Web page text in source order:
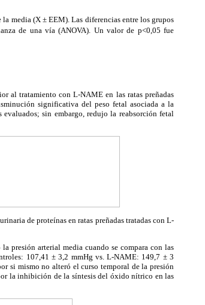
la media (X ± EEM). Las diferencias entre los grupos
de una vía (ANOVA). Un valor de p<0,05 fue
al tratamiento con L-NAME en las ratas preñadas
significativa del peso fetal asociada a la
sin embargo, redujo la reabsorción fetal
de proteínas en ratas preñadas tratadas con L-
presión arterial media cuando se compara con las
107,41 ± 3,2 mmHg vs. L-NAME: 149,7 ± 3
si mismo no alteró el curso temporal de la presión
la inhibición de la síntesis del óxido nítrico en las